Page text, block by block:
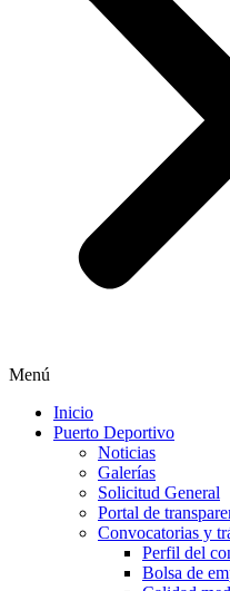
Menú
Inicio
Puerto Deportivo
Noticias
Galerías
Solicitud General
Portal de
Convocatorias y
Perfil del
Bolsa de